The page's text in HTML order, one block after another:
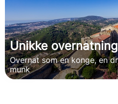
Unikke
Overnat som en konge, en
munk